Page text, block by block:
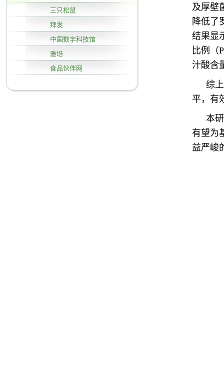
三只松鼠
拜发
中国数字科技馆
雅培
食品伙伴网
及厚壁
降低了
结果显
比例（
汁酸含
综
平，有
本
有望为
益严峻